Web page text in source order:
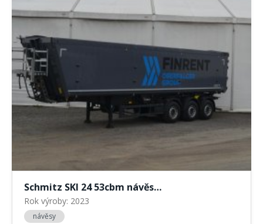
Schmitz SKI 24 53cbm návěs…
Rok výroby: 2023
návěsy